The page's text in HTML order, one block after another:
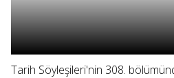
Tarih Söyleşileri'nin 308.